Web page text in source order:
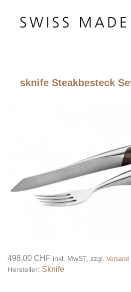
sknife Steakbesteck
498,00 CHF inkl. MwST, zzgl. Versand
Hersteller: Sknife